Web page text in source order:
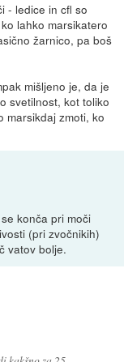
- ledice in cfl so
lahko marsikatero
žarnico, pa boš
mišljeno je, da je
svetilnost, kot toliko
marsikdaj zmoti, ko
konča pri moči
(pri zvočnikih)
vatov bolje.